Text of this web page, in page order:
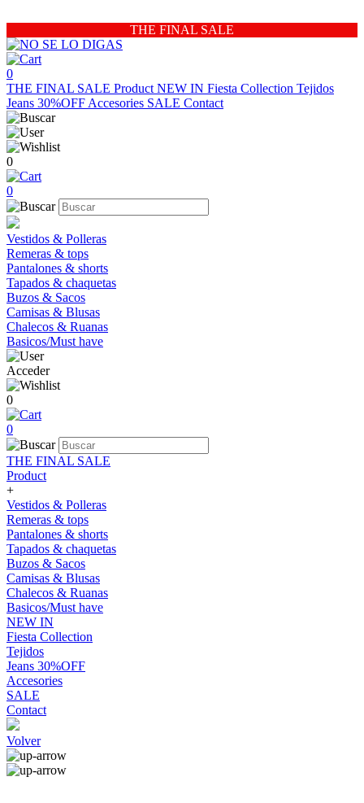
THE FINAL SALE
0
THE FINAL SALE Product NEW IN Fiesta Collection Tejidos
Jeans 30%OFF Accesories SALE Contact
0
0
Vestidos & Polleras
Remeras & tops
Pantalones & shorts
Tapados & chaquetas
Buzos & Sacos
Camisas & Blusas
Chalecos & Ruanas
Basicos/Must have
Acceder
0
0
THE FINAL SALE
Product
+
Vestidos & Polleras
Remeras & tops
Pantalones & shorts
Tapados & chaquetas
Buzos & Sacos
Camisas & Blusas
Chalecos & Ruanas
Basicos/Must have
NEW IN
Fiesta Collection
Tejidos
Jeans 30%OFF
Accesories
SALE
Contact
Volver